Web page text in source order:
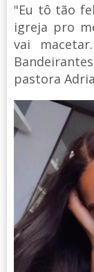
"Eu tô tão
igreja pro
vai
pastora